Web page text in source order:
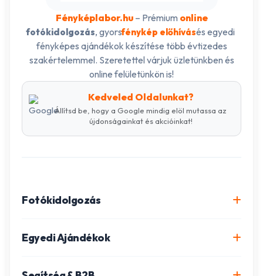
Fényképlabor.hu– Prémium online
fotókidolgozás, gyorsfénykép előhívásés egyedi
fényképes ajándékok készítése több évtizedes
szakértelemmel. Szeretettel várjuk üzletünkben és
online felületünkön is!
Kedveled Oldalunkat?
Állítsd be, hogy a Google mindig elöl mutassa az
újdonságainkat és akcióinkat!
Fotókidolgozás
Egyedi Ajándékok